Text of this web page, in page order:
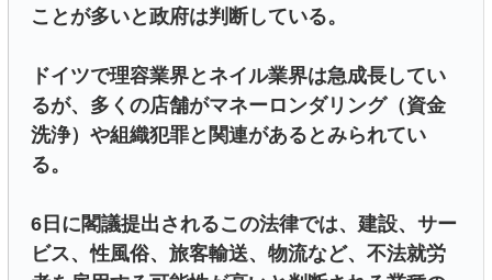
ことが多いと政府は判断している。
ドイツで理容業界とネイル業界は急成長してい
るが、多くの店舗がマネーロンダリング（資金
洗浄）や組織犯罪と関連があるとみられてい
る。
6日に閣議提出されるこの法律では、建設、サー
ビス、性風俗、旅客輸送、物流など、不法就労